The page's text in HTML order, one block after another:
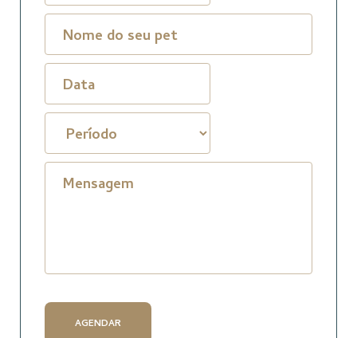
Nome do seu pet
Mensagem
AGENDAR